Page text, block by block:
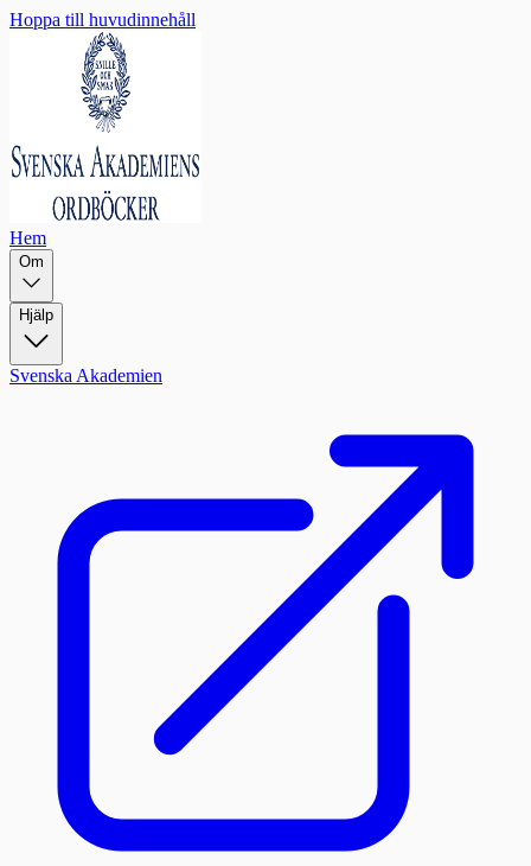
Hoppa till huvudinnehåll
Hem
Om
Hjälp
Svenska Akademien